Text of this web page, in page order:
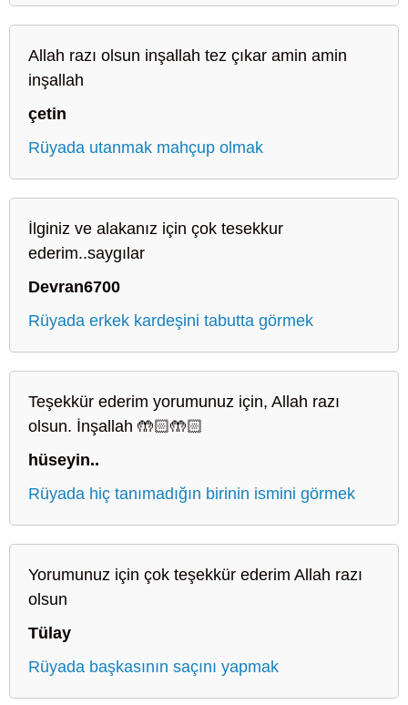
Allah razı olsun inşallah tez çıkar amin amin
inşallah
çetin
Rüyada utanmak mahçup olmak
İlginiz ve alakanız için çok tesekkur
ederim..saygılar
Devran6700
Rüyada erkek kardeşini tabutta görmek
Teşekkür ederim yorumunuz için, Allah razı
olsun. İnşallah 🤲🏻🤲🏻
hüseyin..
Rüyada hiç tanımadığın birinin ismini görmek
Yorumunuz için çok teşekkür ederim Allah razı
olsun
Tülay
Rüyada başkasının saçını yapmak